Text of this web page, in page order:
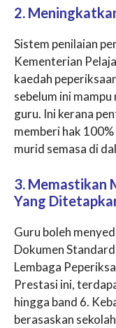
2.
Sistem penilaian
Kementerian
kaedah
sebelum ini
guru. Ini kerana
memberi hak
murid semasa di
3. Memastikan
Yang
Guru boleh
Dokumen
Lembaga
Prestasi ini,
hingga band 6.
berasaskan